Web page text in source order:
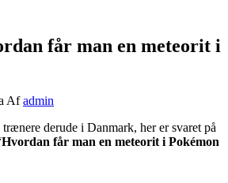
får man en meteorit i
Af admin
derude i Danmark, her er svaret på
Hvordan får man en meteorit i Pokémon